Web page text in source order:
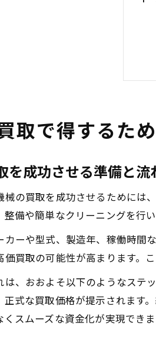
取で得するた
を成功させる準備と流
械の買取を成功させるためには
備や簡単なクリーニングを行
カーや型式、製造年、稼働時間
買取の可能性が高まります。
は、おおよそ以下のようなステ
正式な買取価格が提示されます
スムーズな資金化が実現できま